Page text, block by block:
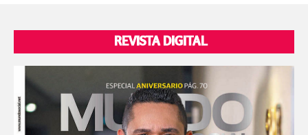
REVISTA DIGITAL